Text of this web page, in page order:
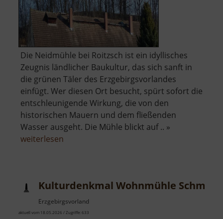
Die Neidmühle bei Roitzsch ist ein idyllisches
Zeugnis ländlicher Baukultur, das sich sanft in
die grünen Täler des Erzgebirgsvorlandes
einfügt. Wer diesen Ort besucht, spürt sofort die
entschleunigende Wirkung, die von den
historischen Mauern und dem fließenden
Wasser ausgeht. Die Mühle blickt auf .. »
weiterlesen
Kulturdenkmal Wohnmühle
Erzgebirgsvorland
aktuell vom 18.05.2026 / Zugriffe: 633